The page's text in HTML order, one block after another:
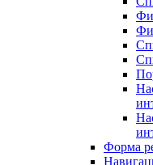
Форма